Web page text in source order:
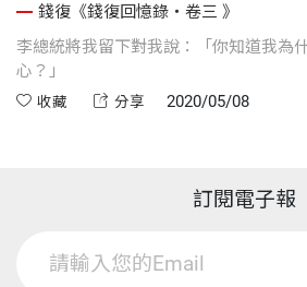
錢復《錢復回憶錄・卷三 》
李總統將我留下對我說：「你知道我為
心？」
收藏 分享 2020/05/08
訂閱電子報